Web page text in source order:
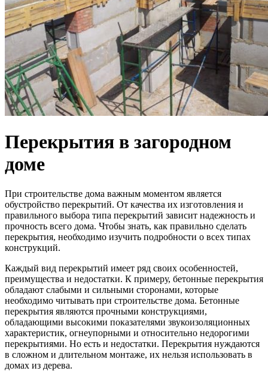
Перекрытия в загородном
доме
При строительстве дома важным моментом является
обустройство перекрытий. От качества их изготовления и
правильного выбора типа перекрытий зависит надежность и
прочность всего дома. Чтобы знать, как правильно сделать
перекрытия, необходимо изучить подробности о всех типах
конструкций.
Каждый вид перекрытий имеет ряд своих особенностей,
преимущества и недостатки. К примеру, бетонные перекрытия
обладают слабыми и сильными сторонами, которые
необходимо читывать при строительстве дома. Бетонные
перекрытия являются прочными конструкциями,
обладающими высокими показателями звукоизоляционных
характеристик, огнеупорными и относительно недорогими
перекрытиями. Но есть и недостатки. Перекрытия нуждаются
в сложном и длительном монтаже, их нельзя использовать в
домах из дерева.